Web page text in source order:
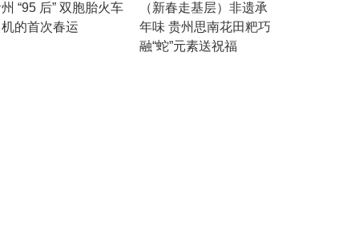
“95 后” 双胞胎火车
的首次春运
（新春走基层）非遗承
年味 贵州思南花田粑巧
融“蛇”元素送祝福